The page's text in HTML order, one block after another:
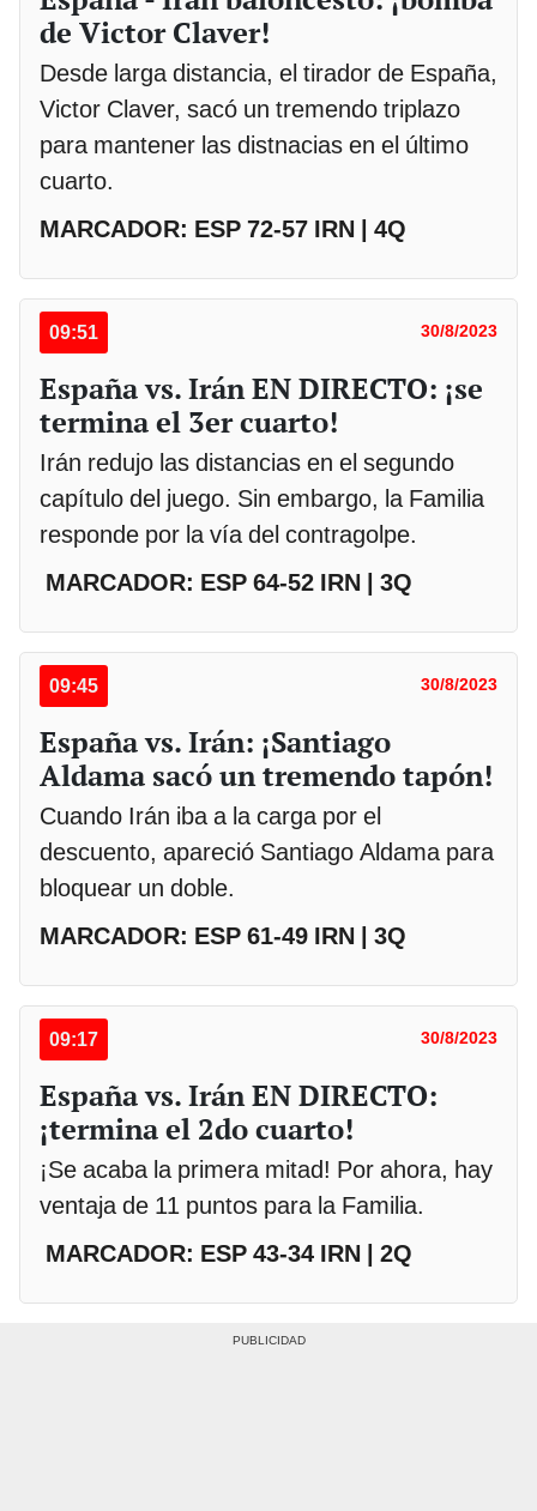
de Victor Claver!
Desde larga distancia, el tirador de España,
Victor Claver, sacó un tremendo triplazo
para mantener las distnacias en el último
cuarto.
MARCADOR: ESP 72-57 IRN | 4Q
09:51 30/8/2023
España vs. Irán EN DIRECTO: ¡se
termina el 3er cuarto!
Irán redujo las distancias en el segundo
capítulo del juego. Sin embargo, la Familia
responde por la vía del contragolpe.
MARCADOR: ESP 64-52 IRN | 3Q
09:45 30/8/2023
España vs. Irán: ¡Santiago
Aldama sacó un tremendo tapón!
Cuando Irán iba a la carga por el
descuento, apareció Santiago Aldama para
bloquear un doble.
MARCADOR: ESP 61-49 IRN | 3Q
09:17 30/8/2023
España vs. Irán EN DIRECTO:
¡termina el 2do cuarto!
¡Se acaba la primera mitad! Por ahora, hay
ventaja de 11 puntos para la Familia.
MARCADOR: ESP 43-34 IRN | 2Q